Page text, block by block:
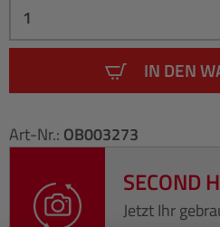
IN DEN
Art-Nr.: OB003273
SECOND
Jetzt Ihr